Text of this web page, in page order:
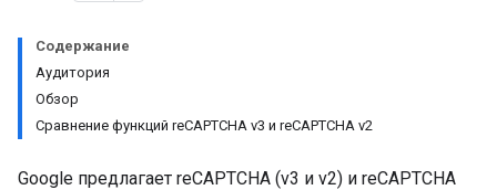
Содержание
Аудитория
Обзор
Сравнение функций reCAPTCHA v3 и reCAPTCHA v2
Google предлагает reCAPTCHA (v3 и v2) и reCAPTCHA